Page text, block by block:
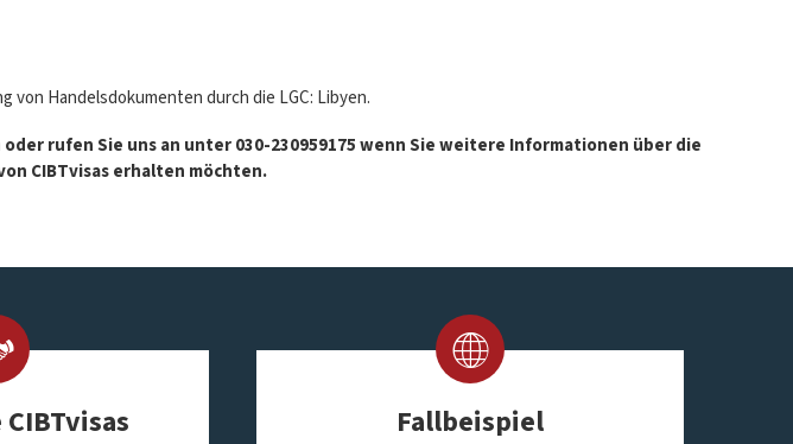
von Handelsdokumenten durch die LGC: Libyen.
oder rufen Sie uns an unter 030-230959175 wenn Sie weitere Informationen über die
CIBTvisas erhalten möchten.
Fallbeispiel